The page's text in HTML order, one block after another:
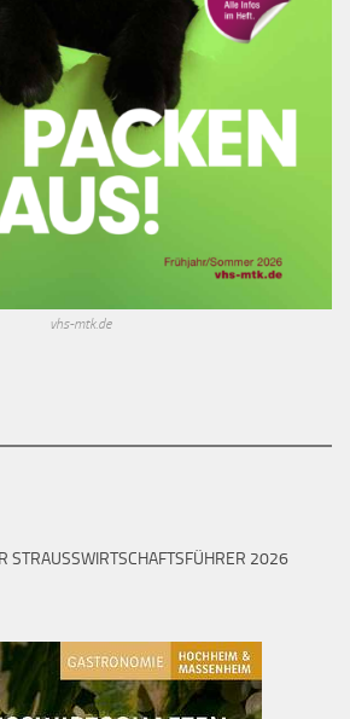
vhs-mtk.de
STRAUSSWIRTSCHAFTSFÜHRER 2026